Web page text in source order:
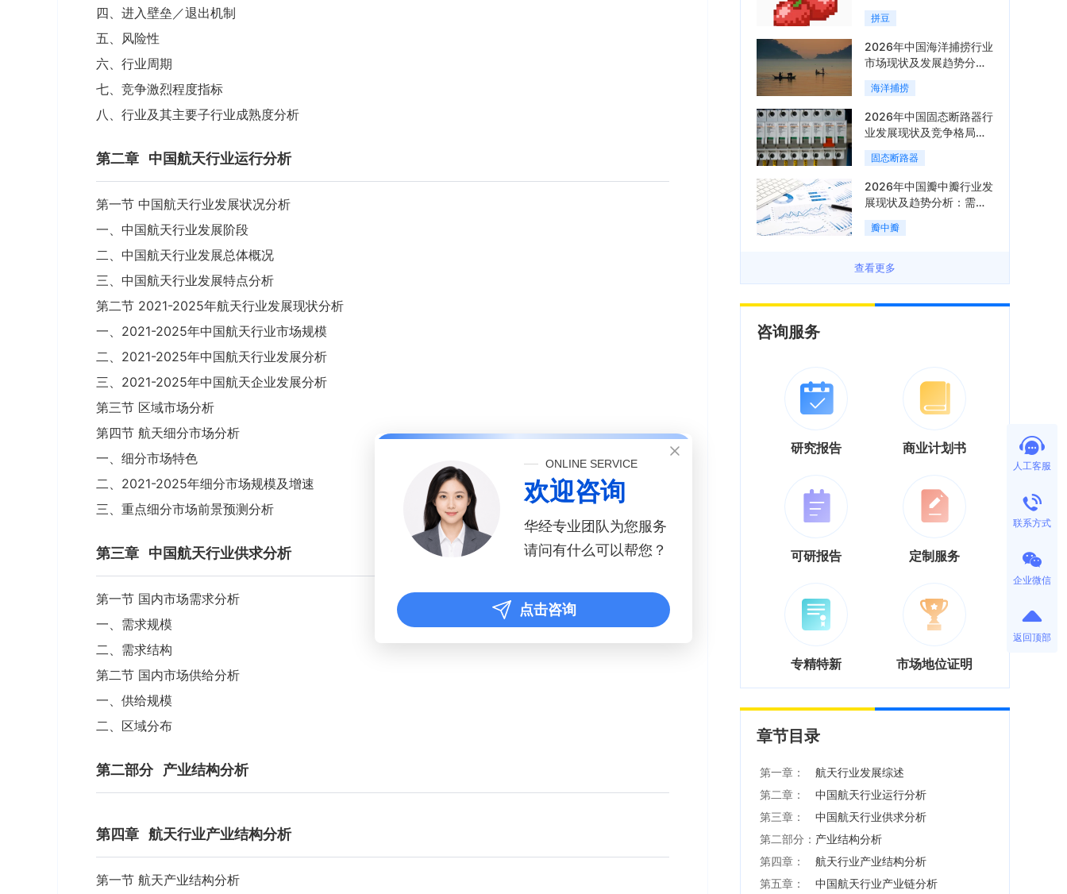
四、进入壁垒／退出机制
五、风险性
六、行业周期
七、竞争激烈程度指标
八、行业及其主要子行业成熟度分析
第二章 中国航天行业运行分析
第一节 中国航天行业发展状况分析
一、中国航天行业发展阶段
二、中国航天行业发展总体概况
三、中国航天行业发展特点分析
第二节 2021-2025年航天行业发展现状分析
一、2021-2025年中国航天行业市场规模
二、2021-2025年中国航天行业发展分析
三、2021-2025年中国航天企业发展分析
第三节 区域市场分析
第四节 航天细分市场分析
一、细分市场特色
二、2021-2025年细分市场规模及增速
三、重点细分市场前景预测分析
第三章 中国航天行业供求分析
第一节 国内市场需求分析
一、需求规模
二、需求结构
第二节 国内市场供给分析
一、供给规模
二、区域分布
第二部分 产业结构分析
第四章 航天行业产业结构分析
第一节 航天产业结构分析
兴手工赛道「图」
拼豆
2026年中国海洋捕捞行业
市场现状及发展趋势分
析：科技赋能与智能化转
型加速「图」
海洋捕捞
2026年中国固态断路器行
业发展现状及竞争格局分
析：国际巨头领跑技术，
国内企业加速追赶「图」
固态断路器
2026年中国瓣中瓣行业发
展现状及趋势分析：需求
可持续释放，市场发展前
景良好「图」
瓣中瓣
查看更多
咨询服务
研究报告 商业计划书
可研报告 定制服务
专精特新 市场地位证明
章节目录
第一章：
航天行业发展综述
第二章：
中国航天行业运行分析
第三章：
中国航天行业供求分析
第二部分： 产业结构分析
第四章：
航天行业产业结构分析
第五章：
中国航天行业产业链分析
人工客服
联系方式
企业微信
返回顶部
ONLINE SERVICE
欢迎咨询
华经专业团队为您服务
请问有什么可以帮您？
点击咨询